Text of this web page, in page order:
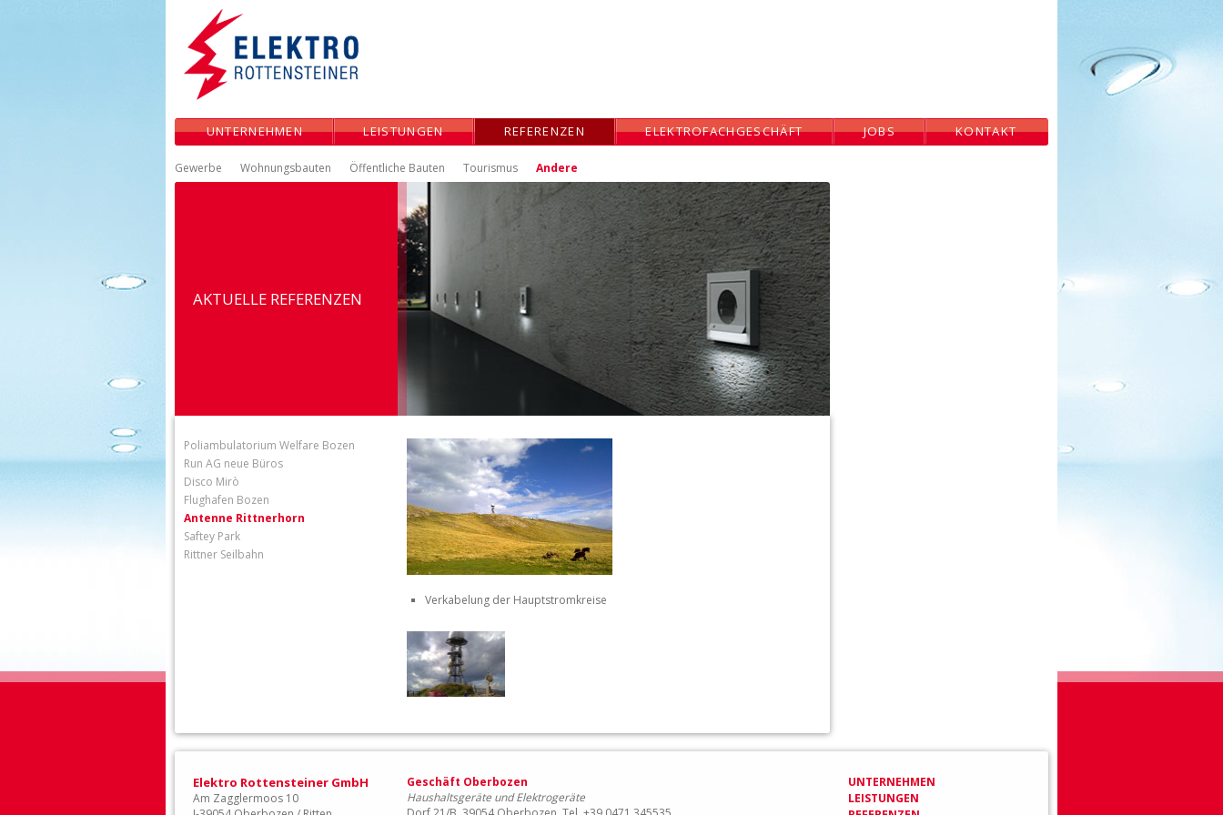
UNTERNEHMEN LEISTUNGEN REFERENZEN ELEKTROFACHGESCHÄFT JOBS KONTAKT
Gewerbe Wohnungsbauten Öffentliche Bauten Tourismus Andere
AKTUELLE REFERENZEN
Poliambulatorium Welfare Bozen
Run AG neue Büros
Disco Mirò
Flughafen Bozen
Antenne Rittnerhorn
Saftey Park
Rittner Seilbahn
Verkabelung der Hauptstromkreise
Elektro Rottensteiner GmbH
Am Zagglermoos 10
Geschäft Oberbozen
Haushaltsgeräte und Elektrogeräte
UNTERNEHMEN
LEISTUNGEN